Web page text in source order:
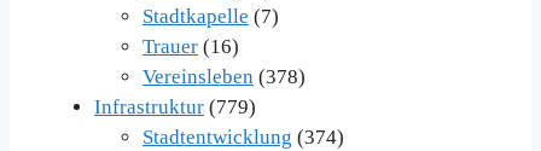
Stadtkapelle (7)
Trauer (16)
Vereinsleben (378)
Infrastruktur (779)
Stadtentwicklung (374)